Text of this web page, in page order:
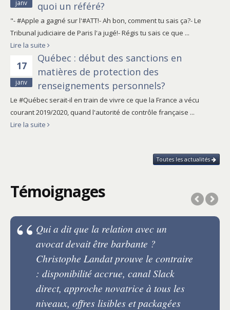
janv
quoi un référé?
"- #Apple a gagné sur l'#ATT!- Ah bon, comment tu sais ça?- Le
Tribunal judiciaire de Paris l'a jugé!- Régis tu sais ce que ...
Lire la suite
17
janv
Québec : début des sanctions en
matières de protection des
renseignements personnels?
Le #Québec serait-il en train de vivre ce que la France a vécu
courant 2019/2020, quand l'autorité de contrôle française ...
Lire la suite
Toutes les actualités
Témoignages
Qui a dit que la relation avec un
avocat devait être barbante ?
Christophe Landat prouve le contraire
: disponibilité accrue, canal Slack
direct, approche novatrice à tous les
niveaux, offres lisibles et packagées